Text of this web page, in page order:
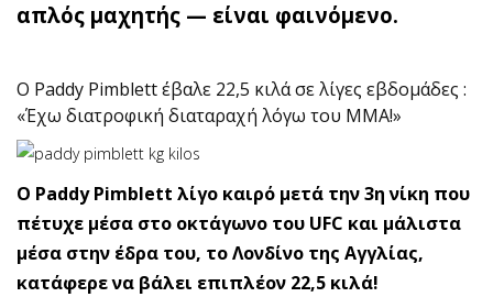
απλός μαχητής — είναι φαινόμενο.
O Paddy Pimblett έβαλε 22,5 κιλά σε λίγες εβδομάδες :
«Έχω διατροφική διαταραχή λόγω του ΜΜΑ!»
O Paddy Pimblett λίγο καιρό μετά την 3η νίκη που
πέτυχε μέσα στο οκτάγωνο του UFC και μάλιστα
μέσα στην έδρα του, το Λονδίνο της Αγγλίας,
κατάφερε να βάλει επιπλέον 22,5 κιλά!